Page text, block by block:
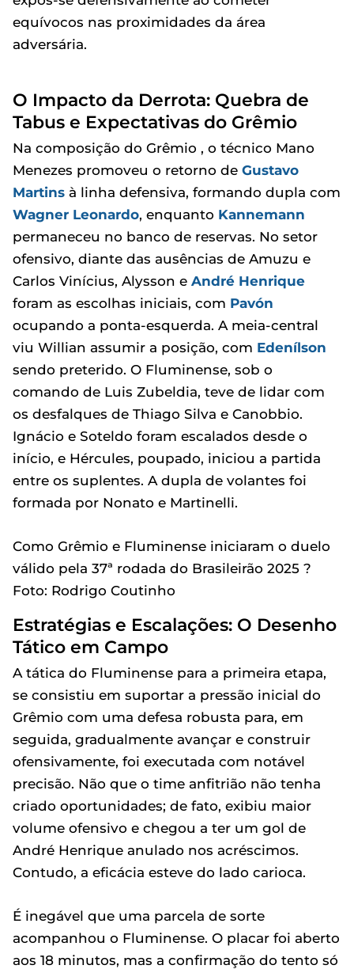
equívocos nas proximidades da área
adversária.
O Impacto da Derrota: Quebra de
Tabus e Expectativas do Grêmio
Na composição do Grêmio , o técnico Mano
Menezes promoveu o retorno de Gustavo
Martins à linha defensiva, formando dupla com
Wagner Leonardo, enquanto Kannemann
permaneceu no banco de reservas. No setor
ofensivo, diante das ausências de Amuzu e
Carlos Vinícius, Alysson e André Henrique
foram as escolhas iniciais, com Pavón
ocupando a ponta-esquerda. A meia-central
viu Willian assumir a posição, com Edenílson
sendo preterido. O Fluminense, sob o
comando de Luis Zubeldia, teve de lidar com
os desfalques de Thiago Silva e Canobbio.
Ignácio e Soteldo foram escalados desde o
início, e Hércules, poupado, iniciou a partida
entre os suplentes. A dupla de volantes foi
formada por Nonato e Martinelli.
Como Grêmio e Fluminense iniciaram o duelo
válido pela 37ª rodada do Brasileirão 2025 ?
Foto: Rodrigo Coutinho
Estratégias e Escalações: O Desenho
Tático em Campo
A tática do Fluminense para a primeira etapa,
se consistiu em suportar a pressão inicial do
Grêmio com uma defesa robusta para, em
seguida, gradualmente avançar e construir
ofensivamente, foi executada com notável
precisão. Não que o time anfitrião não tenha
criado oportunidades; de fato, exibiu maior
volume ofensivo e chegou a ter um gol de
André Henrique anulado nos acréscimos.
Contudo, a eficácia esteve do lado carioca.
É inegável que uma parcela de sorte
acompanhou o Fluminense. O placar foi aberto
aos 18 minutos, mas a confirmação do tento só